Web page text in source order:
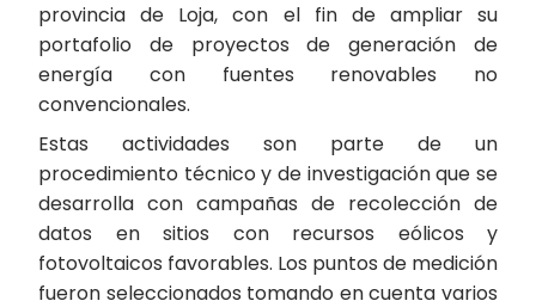
provincia de Loja, con el fin de ampliar su
portafolio de proyectos de generación de
energía con fuentes renovables no
convencionales.
Estas actividades son parte de un
procedimiento técnico y de investigación que se
desarrolla con campañas de recolección de
datos en sitios con recursos eólicos y
fotovoltaicos favorables. Los puntos de medición
fueron seleccionados tomando en cuenta varios